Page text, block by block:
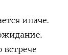
иначе.